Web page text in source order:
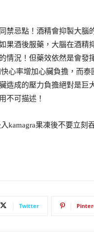
禁忌點！酒精會抑製大腦
果酒後服藥，大腦在酒精
情況！但藥效依然是會發
心率增加心臟負擔，而
造成的壓力負擔絕對是巨
不可描述！
kamagra果凍後不要立刻
Twitter